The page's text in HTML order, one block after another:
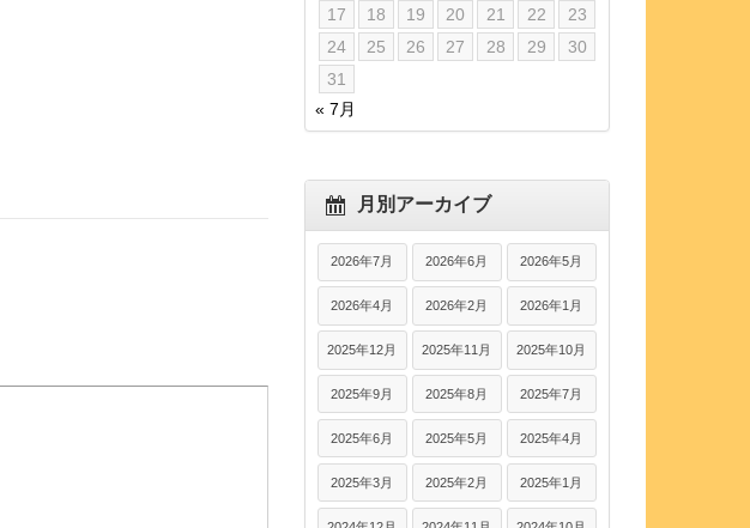
17
18 19 20 21 22
23
24
25 26 27 28 29
30
31
« 7月
月別アーカイブ
2026年7月 2026年6月 2026年5月
2026年4月 2026年2月 2026年1月
2025年12月 2025年11月 2025年10月
2025年9月 2025年8月 2025年7月
2025年6月 2025年5月 2025年4月
2025年3月 2025年2月 2025年1月